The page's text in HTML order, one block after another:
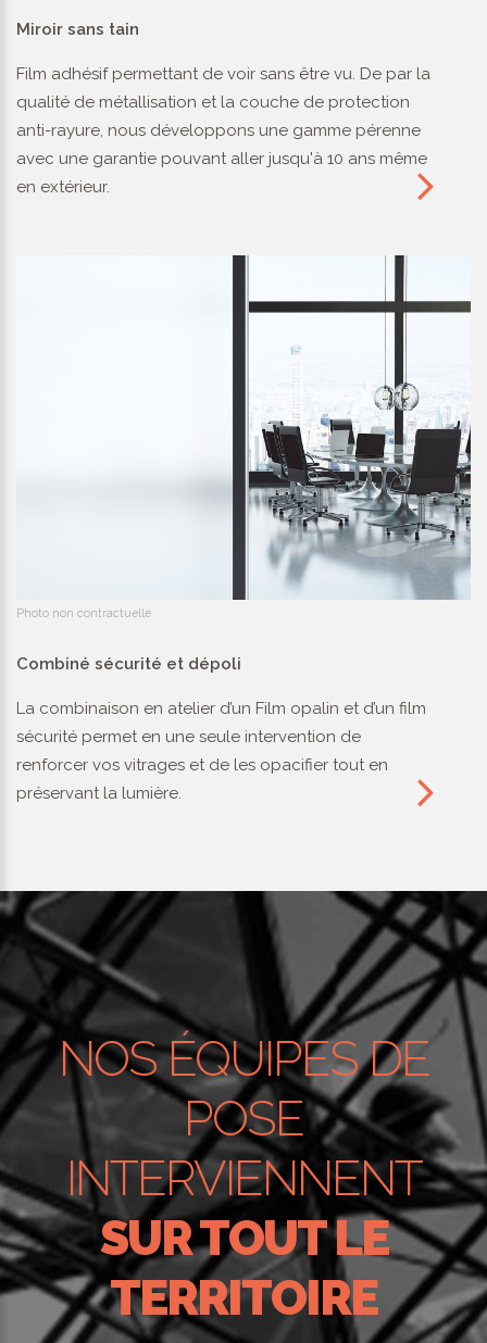
Miroir sans tain
Film adhésif permettant de voir sans être vu. De par la
qualité de métallisation et la couche de protection
anti-rayure, nous développons une gamme pérenne
avec une garantie pouvant aller jusqu'à 10 ans même
en extérieur.
Photo non contractuelle
Combiné sécurité et dépoli
La combinaison en atelier d’un Film opalin et d’un film
sécurité permet en une seule intervention de
renforcer vos vitrages et de les opacifier tout en
préservant la lumière.
NOS ÉQUIPES DE
POSE
INTERVIENNENT
SUR TOUT LE
TERRITOIRE